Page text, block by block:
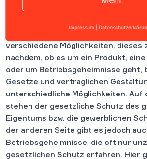
wertvollste Teil eines Unternehmens.
verschiedene Möglichkeiten, dieses
nachdem, ob es um ein Produkt,
oder um Betriebsgeheimnisse geht,
Gesetze und vertraglichen
unterschiedliche Möglichkeiten. Auf
stehen der gesetzliche Schutz des
Eigentums bzw. die gewerblichen
der anderen Seite gibt es jedoch
Betriebsgeheimnisse, die oft nur
gesetzlichen Schutz erfahren. Hier
Impressum |